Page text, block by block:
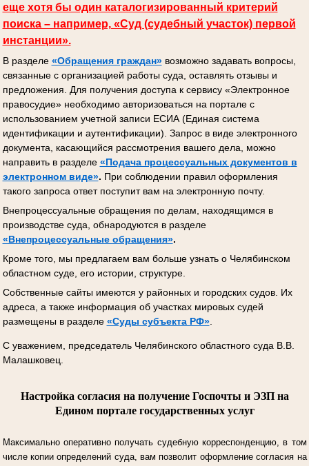
еще хотя бы один каталогизированный критерий
поиска – например, «Суд (судебный участок) первой
инстанции».
В разделе «Обращения граждан»возможно задавать вопросы,
связанные с организацией работы суда, оставлять отзывы и
предложения. Для получения доступа к сервису «Электронное
правосудие» необходимо авторизоваться на портале с
использованием учетной записи ЕСИА (Единая система
идентификации и аутентификации). Запрос в виде электронного
документа, касающийся рассмотрения вашего дела, можно
направить в разделе «Подача процессуальных документов в
электронном виде». При соблюдении правил оформления
такого запроса ответ поступит вам на электронную почту.
Внепроцессуальные обращения по делам, находящимся в
производстве суда, обнародуются в разделе
«Внепроцессуальные обращения».
Кроме того, мы предлагаем вам больше узнать о Челябинском
областном суде, его истории, структуре.
Собственные сайты имеются у районных и городских судов. Их
адреса, а также информация об участках мировых судей
размещены в разделе «Суды субъекта РФ».
С уважением, председатель Челябинского областного суда В.В.
Малашковец.
Настройка согласия на получение Госпочты и ЭЗП на
Едином портале государственных услуг
Максимально оперативно получать судебную корреспонденцию, в том
числе копии определений суда, вам позволит оформление согласия на